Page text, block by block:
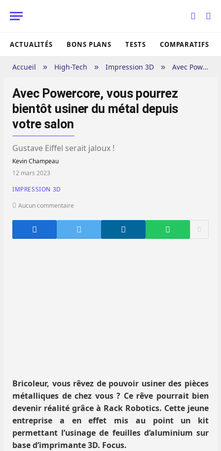
ACTUALITÉS BONS PLANS TESTS COMPARATIFS
Accueil » High-Tech » Impression 3D » Avec Powercore, vous pourrez bientôt usiner du métal depuis votre salon
Avec Powercore, vous pourrez
bientôt usiner du métal depuis
votre salon
Gustave Eiffel serait jaloux !
Kevin Champeau
12 mars 2023
IMPRESSION 3D
Aucun commentaire
Bricoleur, vous rêvez de pouvoir usiner des pièces
métalliques de chez vous ? Ce rêve pourrait bien
devenir réalité grâce à Rack Robotics. Cette jeune
entreprise a en effet mis au point un kit
permettant l’usinage de feuilles d’aluminium sur
base d’imprimante 3D. Focus.